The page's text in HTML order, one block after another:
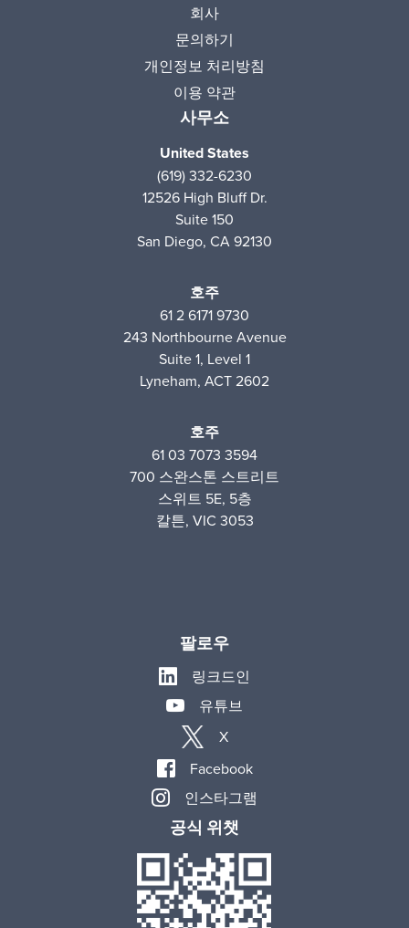
회사
문의하기
개인정보 처리방침
이용 약관
사무소
United States
(619) 332-6230
12526 High Bluff Dr.
Suite 150
San Diego, CA 92130
호주
61 2 6171 9730
243 Northbourne Avenue
Suite 1, Level 1
Lyneham, ACT 2602
호주
61 03 7073 3594
700 스완스톤 스트리트
스위트 5E, 5층
칼튼, VIC 3053
팔로우
링크드인
유튜브
X
Facebook
인스타그램
공식 위챗